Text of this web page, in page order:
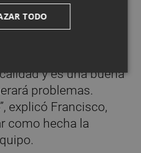
en el Elche,
“Lo
se pudo. Decidió
y no le pusimos
y es una buena
problemas.
explicó Francisco,
como hecha la
TODO